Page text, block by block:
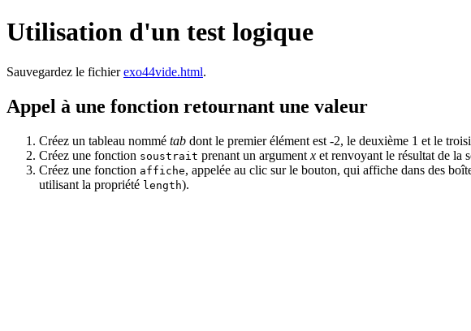
Utilisation d'un test logique
Sauvegardez le fichierexo44vide.html.
Appel à une fonction retournant une valeur
Créez un tableau nommé tab dont le premier élément est -2, le deuxième 1 et le
Créez une fonction soustrait prenant un argument x et renvoyant le résultat de la
Créez une fonction affiche, appelée au clic sur le bouton, qui affiche dans des
utilisant la propriété length).